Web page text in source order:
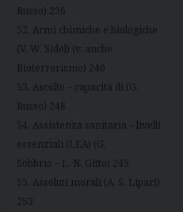
Russo) 236
52. Armi chimiche e biologiche
(V. W. Sidel) (v. anche
Bioterrorismo) 240
53. Ascolto – capacità di (G.
Russo) 248
54. Assistenza sanitaria – livelli
essenziali (LEA) (G.
Sobbrio – L. N. Gitto) 249
55. Assoluti morali (A. S. Lipari)
253